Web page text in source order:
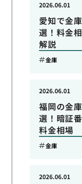
愛知で金
選！料金
解説
2026.06.01
金庫
福岡の金
選！暗証
料金相場
2026.06.01
金庫
2026.06.01